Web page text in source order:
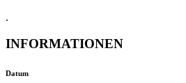
.
INFORMATIONEN
Datum